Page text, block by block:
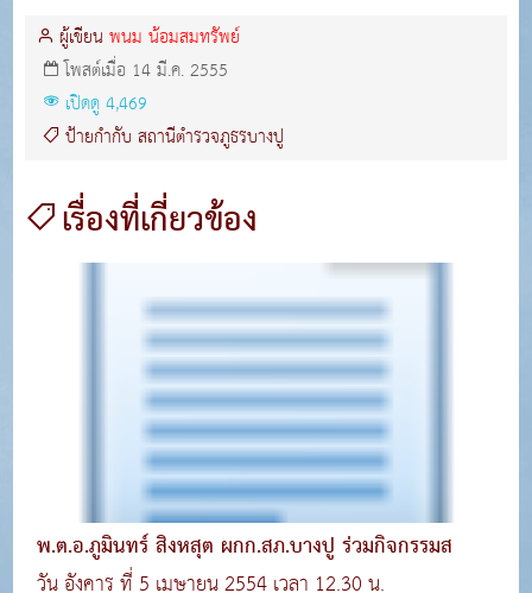
ผู้เขียนพนม น้อมสมทรัพย์
โพสต์เมื่อ 14 มี.ค. 2555
เปิดดู 4,469
ป้ายกำกับสถานีตำรวจภูธรบางปู
เรื่องที่เกี่ยวข้อง
พ.ต.อ.ภูมินทร์ สิงหสุต ผกก.สภ.บางปู ร่วมกิจกรรมส
วัน อังคาร ที่ 5 เมษายน 2554 เวลา 12.30 น.